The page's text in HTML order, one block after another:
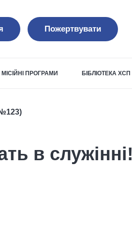
Пожертвувати
МІСІЙНІ ПРОГРАМИ БІБЛІОТЕКА ХСП
в служінні!